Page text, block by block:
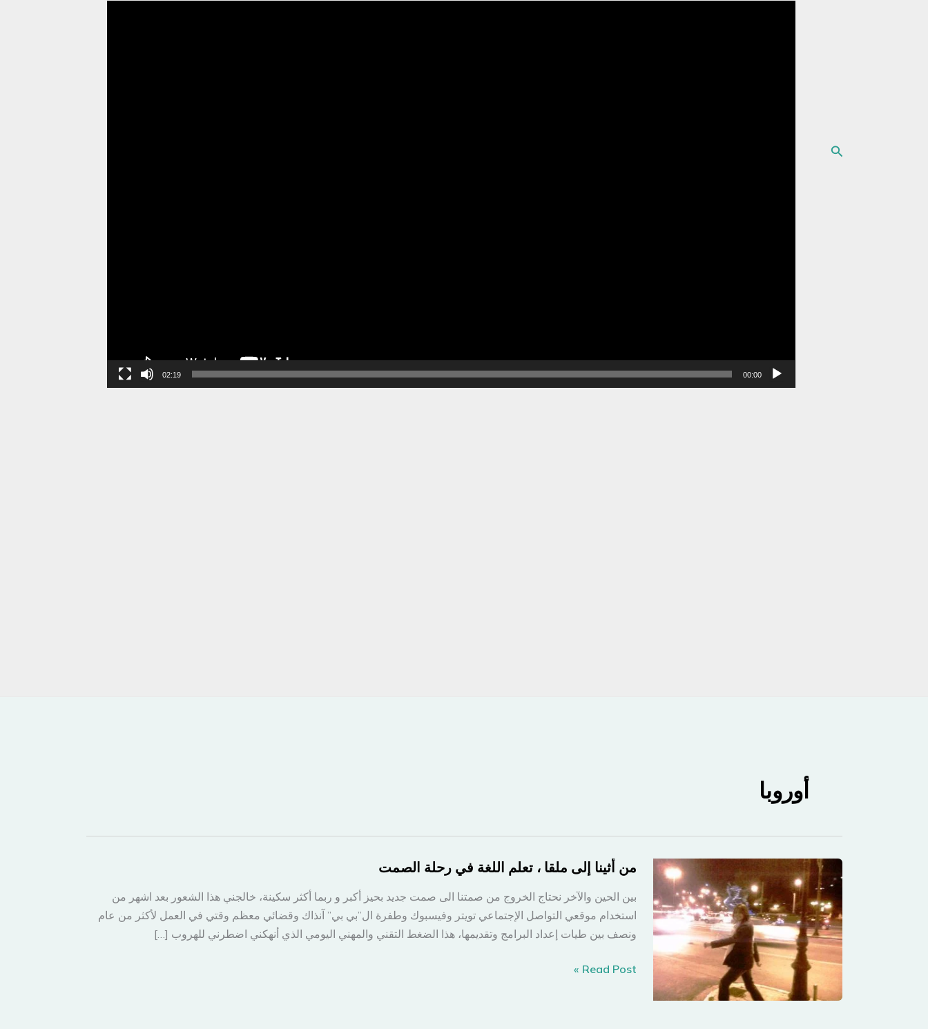
البحث
00:00
02:19
أوروبا
من أثينا إلى ملقا ، تعلم اللغة في رحلة الصمت
بين الحين والآخر نحتاج الخروج من صمتنا الى صمت جديد بحيز أكبر و ربما أكثر سكينة، خالجني هذا الشعور بعد اشهر من
استخدام موقعي التواصل الإجتماعي تويتر وفيسبوك وطفرة ال”بي بي” آنذاك وقضائي معظم وقتي في العمل لأكثر من عام
ونصف بين طيات إعداد البرامج وتقديمها، هذا الضغط التقني والمهني اليومي الذي أنهكني اضطرني للهروب […]
من
Read Post »